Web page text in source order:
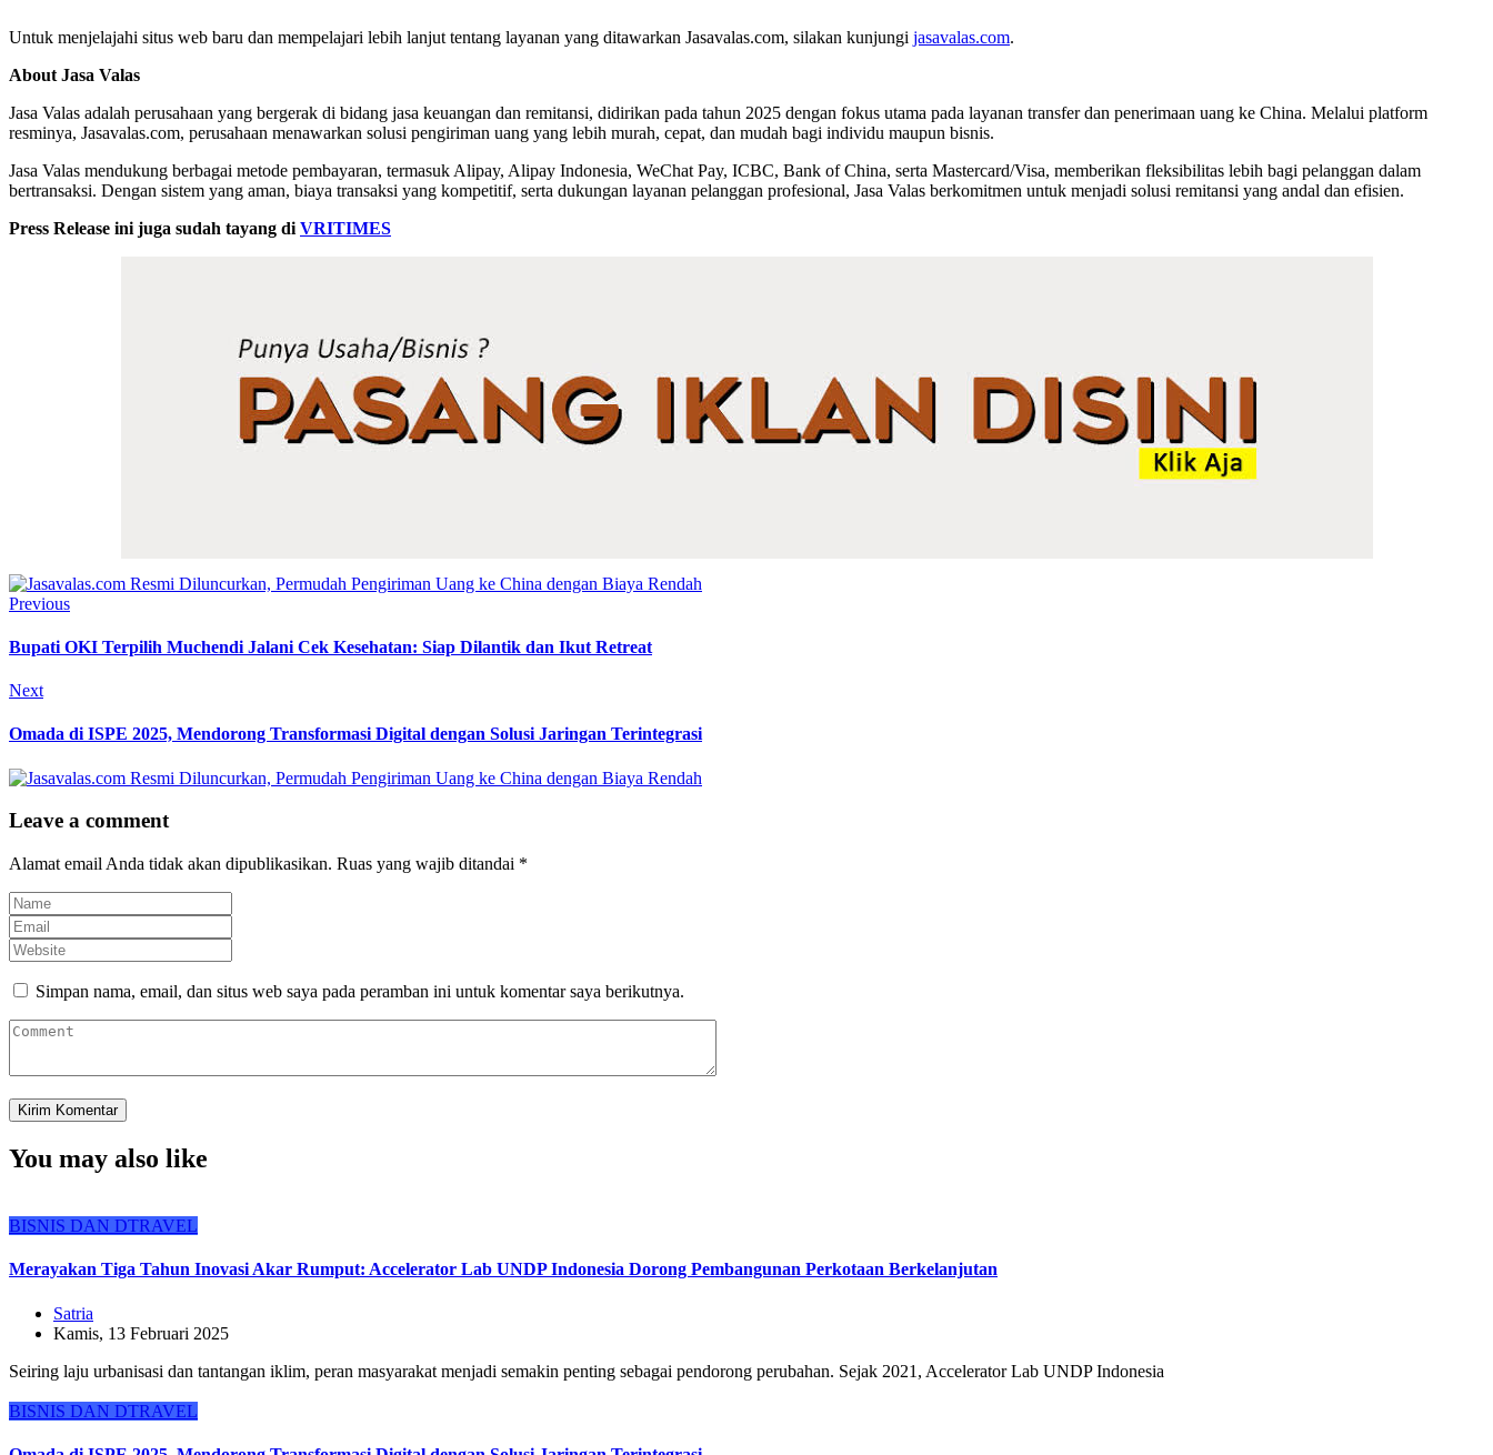
Untuk menjelajahi situs web baru dan mempelajari lebih lanjut tentang layanan yang ditawarkan Jasavalas.com, silakan kunjungi jasavalas.com.
About Jasa Valas
Jasa Valas adalah perusahaan yang bergerak di bidang jasa keuangan dan remitansi, didirikan pada tahun 2025 dengan fokus utama pada layanan transfer dan penerimaan uang ke China. Melalui platform
resminya, Jasavalas.com, perusahaan menawarkan solusi pengiriman uang yang lebih murah, cepat, dan mudah bagi individu maupun bisnis.
Jasa Valas mendukung berbagai metode pembayaran, termasuk Alipay, Alipay Indonesia, WeChat Pay, ICBC, Bank of China, serta Mastercard/Visa, memberikan fleksibilitas lebih bagi pelanggan dalam
bertransaksi. Dengan sistem yang aman, biaya transaksi yang kompetitif, serta dukungan layanan pelanggan profesional, Jasa Valas berkomitmen untuk menjadi solusi remitansi yang andal dan efisien.
Press Release ini juga sudah tayang di VRITIMES
Previous
Bupati OKI Terpilih Muchendi Jalani Cek Kesehatan: Siap Dilantik dan Ikut Retreat
Next
Omada di ISPE 2025, Mendorong Transformasi Digital dengan Solusi Jaringan Terintegrasi
Leave a comment
Alamat email Anda tidak akan dipublikasikan. Ruas yang wajib ditandai *
Simpan nama, email, dan situs web saya pada peramban ini untuk komentar saya berikutnya.
You may also like
BISNIS DAN DTRAVEL
Merayakan Tiga Tahun Inovasi Akar Rumput: Accelerator Lab UNDP Indonesia Dorong Pembangunan Perkotaan Berkelanjutan
Satria
Kamis, 13 Februari 2025
Seiring laju urbanisasi dan tantangan iklim, peran masyarakat menjadi semakin penting sebagai pendorong perubahan. Sejak 2021, Accelerator Lab UNDP Indonesia
BISNIS DAN DTRAVEL